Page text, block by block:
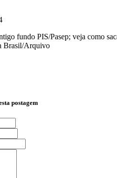
Brasil/Arquivo
postagem